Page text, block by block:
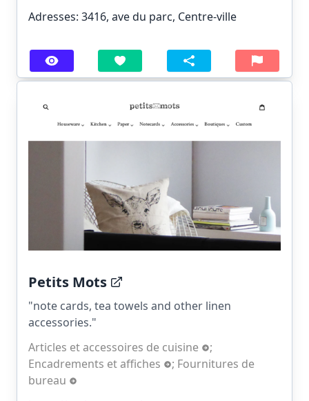
Adresses: 3416, ave du parc, Centre-ville
Petits Mots
"note cards, tea towels and other linen
accessories."
Articles et accessoires de cuisine
;
Encadrements et affiches
; Fournitures de
bureau